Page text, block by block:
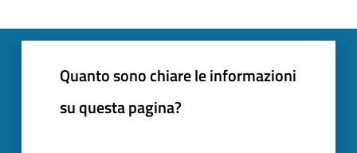
Quanto sono chiare le informazioni
su questa pagina?